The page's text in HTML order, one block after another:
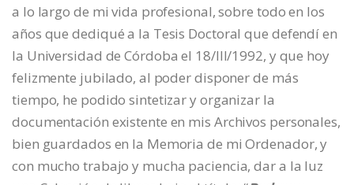
a lo largo de mi vida profesional, sobre todo en los
años que dediqué a la Tesis Doctoral que defendí en
la Universidad de Córdoba el 18/III/1992, y que hoy
felizmente jubilado, al poder disponer de más
tiempo, he podido sintetizar y organizar la
documentación existente en mis Archivos personales,
bien guardados en la Memoria de mi Ordenador, y
con mucho trabajo y mucha paciencia, dar a la luz